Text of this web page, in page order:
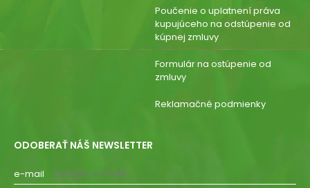
Poučenie o uplatnení práva
kupujúceho na odstúpenie od
kúpnej zmluvy
Formulár na ostúpenie od
zmluvy
Reklamačné podmienky
ODOBERAŤ NÁŠ NEWSLETTER
e-mail